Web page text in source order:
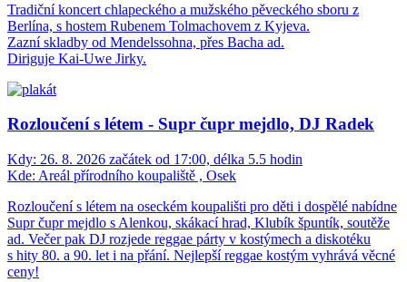
Tradiční koncert chlapeckého a mužského pěveckého sboru z
Berlína, s hostem Rubenem Tolmachovem z Kyjeva.
Zazní skladby od Mendelssohna, přes Bacha ad.
Diriguje Kai-Uwe Jirky.
Rozloučení s létem - Supr čupr mejdlo, DJ Radek
Kdy: 26. 8. 2026 začátek od 17:00, délka 5.5 hodin
Kde: Areál přírodního koupaliště , Osek
Rozloučení s létem na oseckém koupališti pro děti i dospělé nabídne
Supr čupr mejdlo s Alenkou, skákací hrad, Klubík špuntík, soutěže
ad. Večer pak DJ rozjede reggae párty v kostýmech a diskotéku
s hity 80. a 90. let i na přání. Nejlepší reggae kostým vyhrává věcné
ceny!